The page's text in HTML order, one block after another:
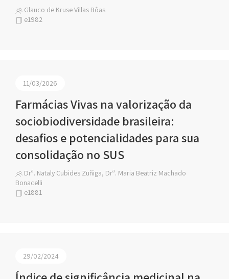
Glauco de Kruse Villas Bôas
e1982
11/03/2026
Farmácias Vivas na valorização da
sociobiodiversidade brasileira:
desafios e potencialidades para sua
consolidação no SUS
Drª. Nataly Cubides Zuñiga, Drª. Maria Beatriz Machado
Bonacelli
e1881
29/02/2024